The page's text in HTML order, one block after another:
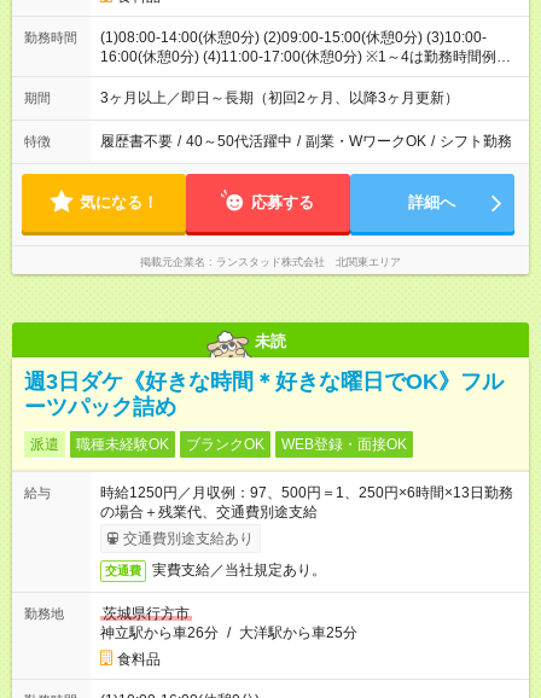
勤務時間
(1)08:00-14:00(休憩0分) (2)09:00-15:00(休憩0分) (3)10:00-
16:00(休憩0分) (4)11:00-17:00(休憩0分) ※1～4は勤務時間例【8
時～17時の間でお好きな6ｈ～ＯＫ！】
期間 3ヶ月以上／即日～長期（初回2ヶ月、以降3ヶ月更新）
特徴 履歴書不要 / 40～50代活躍中 / 副業・WワークOK / シフト勤務
気になる！ 応募する 詳細へ
掲載元企業名 ランスタッド株式会社 北関東エリア
未読
週3日ダケ《好きな時間＊好きな曜日でOK》フル
ーツパック詰め
派遣 職種未経験OK ブランクOK WEB登録・面接OK
給与
時給1250円／月収例：97、500円＝1、250円×6時間×13日勤務
の場合＋残業代、交通費別途支給
交通費別途支給あり
交通費 実費支給／当社規定あり。
勤務地
茨城県行方市
神立駅から車26分 / 大洋駅から車25分
食料品